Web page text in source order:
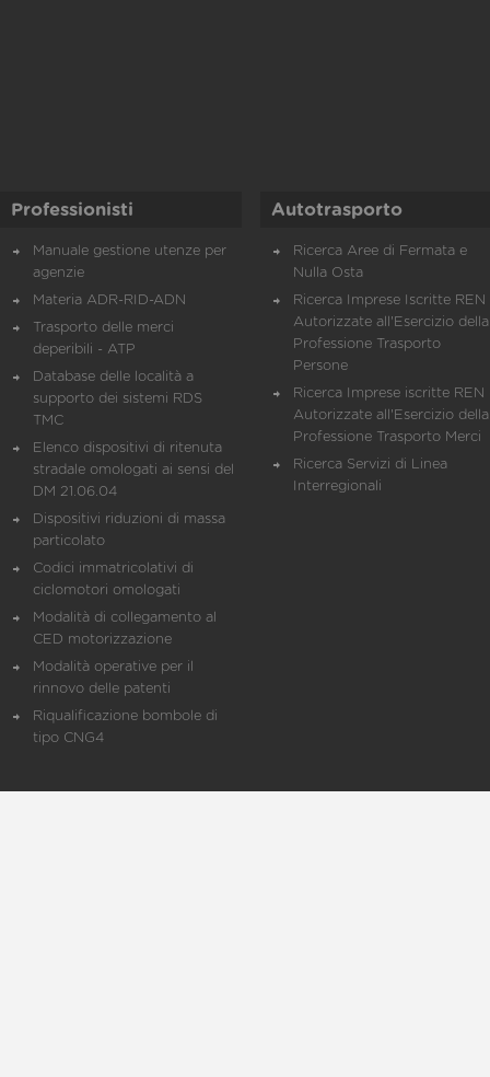
Professionisti
Manuale gestione utenze per
agenzie
Materia ADR-RID-ADN
Trasporto delle merci
deperibili - ATP
Database delle località a
supporto dei sistemi RDS
TMC
Elenco dispositivi di ritenuta
stradale omologati ai sensi del
DM 21.06.04
Dispositivi riduzioni di massa
particolato
Codici immatricolativi di
ciclomotori omologati
Modalità di collegamento al
CED motorizzazione
Modalità operative per il
rinnovo delle patenti
Riqualificazione bombole di
tipo CNG4
Autotrasporto
Ricerca Aree di Fermata e
Nulla Osta
Ricerca Imprese Iscritte REN
Autorizzate all'Esercizio della
Professione Trasporto
Persone
Ricerca Imprese iscritte REN
Autorizzate all'Esercizio della
Professione Trasporto Merci
Ricerca Servizi di Linea
Interregionali